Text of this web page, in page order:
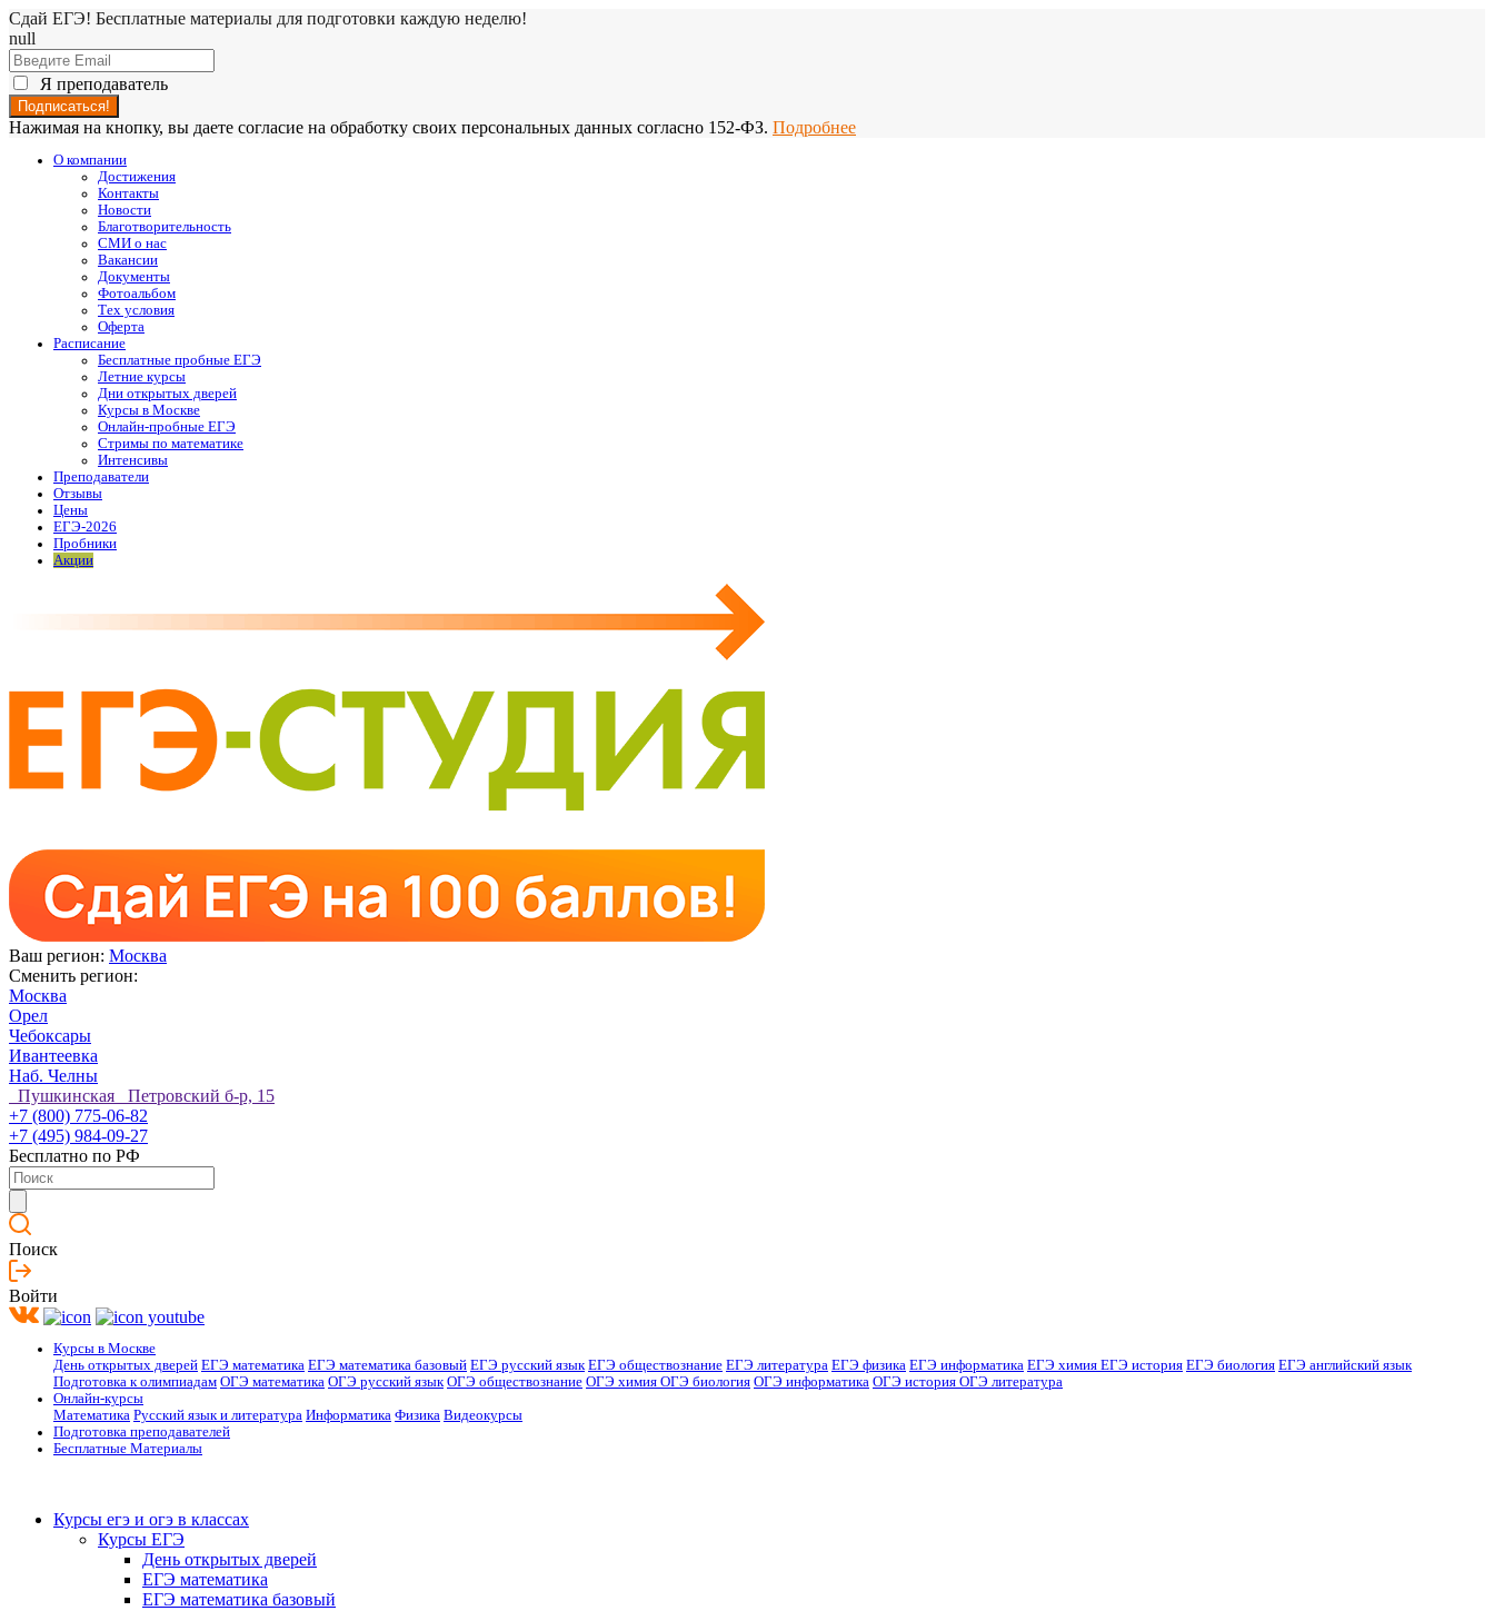
Сдай ЕГЭ! Бесплатные материалы для подготовки каждую неделю!
null
Я преподаватель
Нажимая на кнопку, вы даете согласие на обработку своих персональных данных согласно 152-ФЗ. Подробнее
О компании
Достижения
Контакты
Новости
Благотворительность
СМИ о нас
Вакансии
Документы
Фотоальбом
Тех условия
Оферта
Расписание
Бесплатные пробные ЕГЭ
Летние курсы
Дни открытых дверей
Курсы в Москве
Онлайн-пробные ЕГЭ
Стримы по математике
Интенсивы
Преподаватели
Отзывы
Цены
ЕГЭ-2026
Пробники
Акции
Ваш регион: Москва
Сменить регион:
Москва
Орел
Чебоксары
Ивантеевка
Наб. Челны
Пушкинская Петровский б-р, 15
+7 (800) 775-06-82
+7 (495) 984-09-27
Бесплатно по РФ
Поиск
Войти
Курсы в Москве
День открытых дверей ЕГЭ математика ЕГЭ математика базовый ЕГЭ русский язык ЕГЭ обществознание ЕГЭ литература ЕГЭ физика ЕГЭ информатика ЕГЭ химия ЕГЭ история ЕГЭ биология ЕГЭ английский язык
Подготовка к олимпиадам ОГЭ математика ОГЭ русский язык ОГЭ обществознание ОГЭ химия ОГЭ биология ОГЭ информатика ОГЭ история ОГЭ литература
Онлайн-курсы
Математика Русский язык и литература Информатика Физика Видеокурсы
Подготовка преподавателей
Бесплатные Материалы
Курсы егэ и огэ в классах
Курсы ЕГЭ
День открытых дверей
ЕГЭ математика
ЕГЭ математика базовый